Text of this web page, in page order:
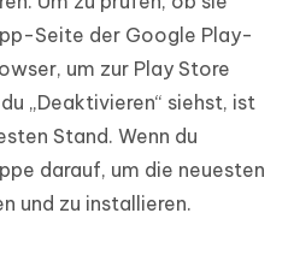
Seite der Google Play-
um zur Play Store
„Deaktivieren“ siehst, ist
Stand. Wenn du
darauf, um die neuesten
und zu installieren.